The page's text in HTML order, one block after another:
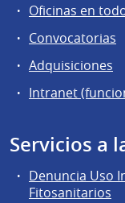
Oficinas en
Convocatorias
Adquisiciones
Intranet
Servicios a
Denuncia Uso
Fitosanitarios